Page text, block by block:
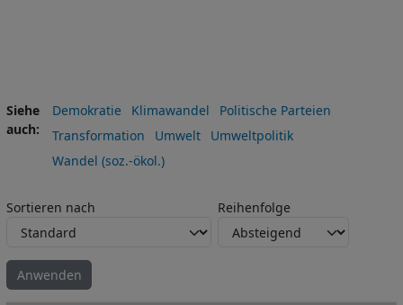
Siehe
auch
Demokratie Klimawandel
Politische Parteien
Transformation
Umwelt
Umweltpolitik
Wandel (soz.-ökol.)
Sortieren nach Reihenfolge